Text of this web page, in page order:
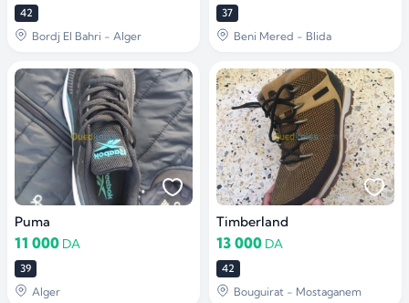
42
Bordj El Bahri - Alger
37
Beni Mered - Blida
Puma
11 000 DA
39
Alger
Timberland
13 000 DA
42
Bouguirat - Mostaganem